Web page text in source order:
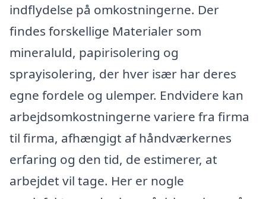
indflydelse på omkostningerne. Der
findes forskellige Materialer som
mineraluld, papirisolering og
sprayisolering, der hver især har deres
egne fordele og ulemper. Endvidere kan
arbejdsomkostningerne variere fra firma
til firma, afhængigt af håndværkernes
erfaring og den tid, de estimerer, at
arbejdet vil tage. Her er nogle